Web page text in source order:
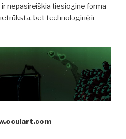
ir nepasireiškia tiesiogine forma –
bet technologinė ir